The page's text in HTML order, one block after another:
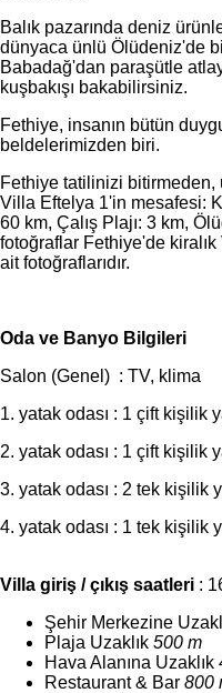
Balık pazarında deniz
dünyaca ünlü Ölüdeniz'de
Babadağ'dan paraşütle
kuşbakışı bakabilirsiniz.
Fethiye, insanın bütün
beldelerimizden biri.
Fethiye tatilinizi bitirmeden,
Villa Eftelya 1'in mesafesi:
60 km, Çalış Plajı: 3 km,
fotoğraflar Fethiye'de
ait fotoğraflarıdır.
Oda ve Banyo Bilgileri
Salon (Genel) : TV, klima
1. yatak odası : 1 çift kişilik
2. yatak odası : 1 çift kişilik
3. yatak odası : 2 tek kişilik
4. yatak odası : 1 tek kişilik
Villa giriş / çıkış saatleri :
Şehir Merkezine
Plaja Uzaklık 500 m
Hava Alanına Uzaklık
Restaurant & Bar 800